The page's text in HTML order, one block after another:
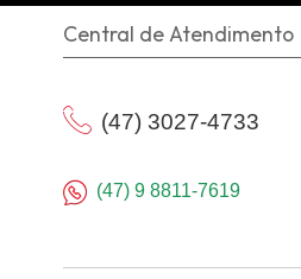
Central de Atendimento
(47) 3027-4733
(47) 9 8811-7619